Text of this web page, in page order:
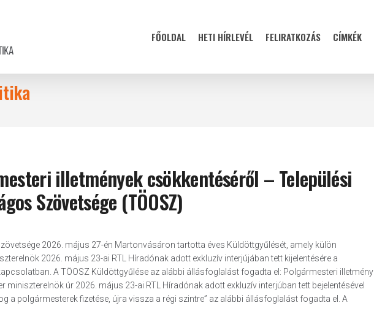
FŐOLDAL HETI HÍRLEVÉL FELIRATKOZÁS CÍMKÉK
illetmények csökkentéséről – Települési
Szövetsége (TÖOSZ)
2026. május 27-én Martonvásáron tartotta éves Küldöttgyűlését, amely külön
2026. május 23-ai RTL Híradónak adott exkluzív interjújában tett kijelentésére a
A TÖOSZ Küldöttgyűlése az alábbi állásfoglalást fogadta el: Polgármesteri illetmény
miniszterelnök úr 2026. május 23-ai RTL Híradónak adott exkluzív interjúban tett bejelentésével
a polgármesterek fizetése, újra vissza a régi szintre” az alábbi állásfoglalást fogadta el. A